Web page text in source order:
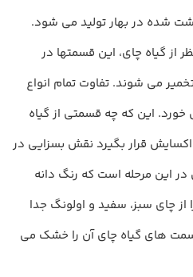
شده در بهار تولید می شود.
از گیاه چای، این قسمتها در
می شوند. تفاوت تمام انواع
این که چه قسمتی از گیاه
اکسایش قرار بگیرد نقش بسزایی در
این مرحله است که رنگ دانه
چای سبز، سفید و اولونگ جدا
های گیاه چای آن را خشک می